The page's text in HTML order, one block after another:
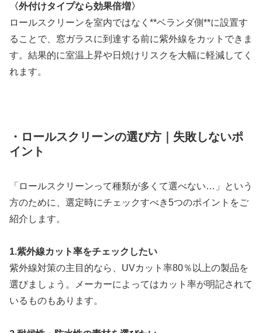
〈外付けタイプなら効果倍増〉
ロールスクリーンを室内ではなく**ベランダ側**に設置す
ることで、窓ガラスに到達する前に紫外線をカットできま
す。結果的に室温上昇や日焼けリスクを大幅に軽減してく
れます。
・ロールスクリーンの選び方｜失敗しないポ
イント
「ロールスクリーンって種類が多くて選べない…」という
方のために、選定時にチェックすべき5つのポイントをご
紹介します。
1.紫外線カット率をチェックしたい
紫外線対策の主目的なら、UVカット率80％以上の製品を
選びましょう。メーカーによってはカット率が明記されて
いるものもあります。